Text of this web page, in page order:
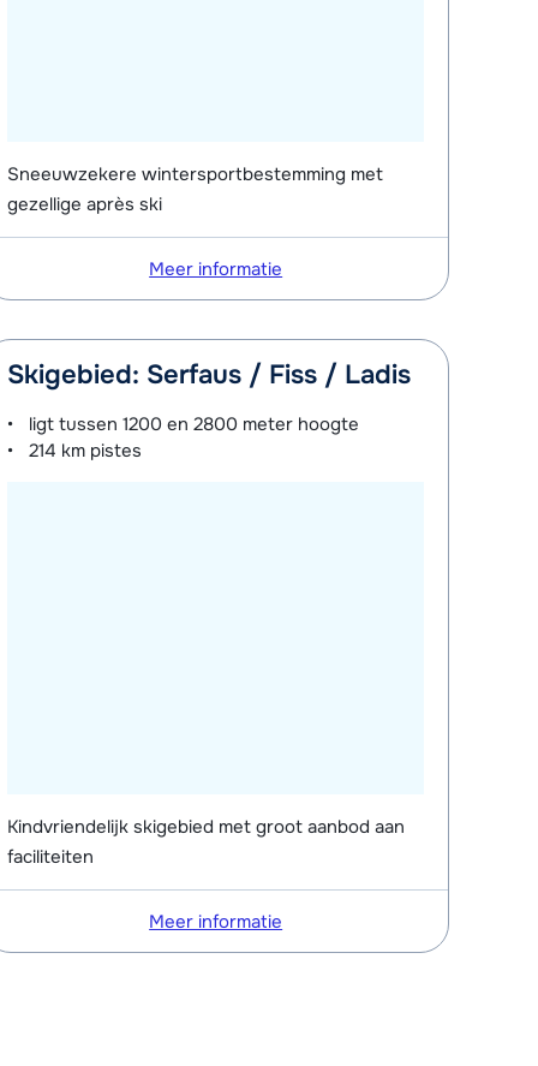
Sneeuwzekere wintersportbestemming met
gezellige après ski
Meer informatie
Skigebied: Serfaus / Fiss / Ladis
ligt tussen1200 en 2800 meter hoogte
214 km pistes
Kindvriendelijk skigebied met groot aanbod aan
faciliteiten
Meer informatie